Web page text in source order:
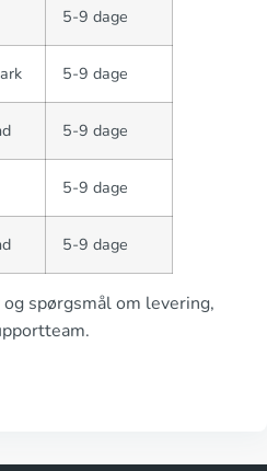
5-9 dage
5-9 dage
5-9 dage
5-9 dage
5-9 dage
spørgsmål om levering,